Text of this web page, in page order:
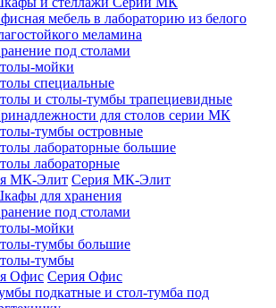
мебель в лабораторию из белого
меламина
под столами
мойки
специальные
и столы-тумбы трапециевидные
для столов серии МК
тумбы островные
лабораторные большие
лабораторные
Серия МК-Элит
для хранения
под столами
мойки
тумбы большие
тумбы
Серия Офис
подкатные и стол-тумба под